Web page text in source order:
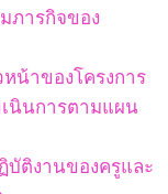
ภารกิจของ
น้าของโครงการ
นินการตามแผน
บัติงานของครูและ